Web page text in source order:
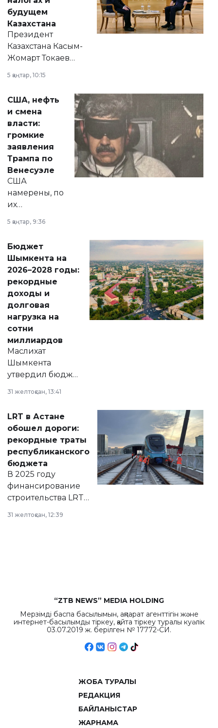
будущем
Казахстана
Президент
Казахстана Касым-
Жомарт Токаев
сразу несколько
актуальных тем —
от слухов о
политических
реформах до
вопросов армии,
экономики и
личного здоровья.
5 қаңтар, 10:15
США, нефть
и смена
власти:
громкие
заявления
Трампа по
Венесуэле
США
намерены, по
их
принести
народу
Венесуэлы.
5 қаңтар, 9:36
Бюджет
Шымкента на
2026–2028 годы:
рекордные
доходы и
долговая
нагрузка на
сотни
миллиардов
Маслихат
Шымкента
утвердил бюджет
2028 годы.
документ
появился в базе
нормативных
правовых актов и
на сайте маслихат
города.
31 желтоқсан, 13:41
LRT в Астане
обошел дороги:
рекордные траты
республиканского
бюджета
В 2025 году
финансирование
строительства LRT
республиканского
31 желтоқсан, 12:39
“ZTB NEWS” MEDIA HOLDING
Мерзімді баспа басылымын, ақпарат агенттігін және
интернет-басылымды тіркеу, қайта тіркеу туралы куәлік
03.07.2019 ж. берілген № 17772-СИ.
ЖОБА ТУРАЛЫ
РЕДАКЦИЯ
БАЙЛАНЫСТАР
ЖАРНАМА